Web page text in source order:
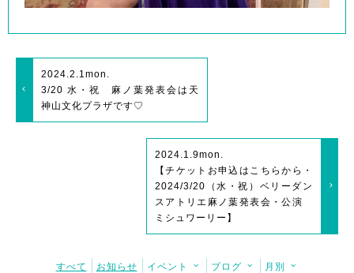
2024.2.1 mon.
3/20 水・祝 麻ノ葉発表会は天
神山文化プラザです♡
2024.1.9mon.
【チケットお申込はこちらから・
2024/3/20（水・祝）ベリーダン
スアトリエ麻ノ葉発表会・公演
ミシュワーリー】
すべて お知らせ イベント ブログ 月別